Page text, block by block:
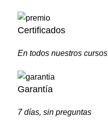
Certificados
En todos nuestros cursos
Garantía
7 días, sin preguntas